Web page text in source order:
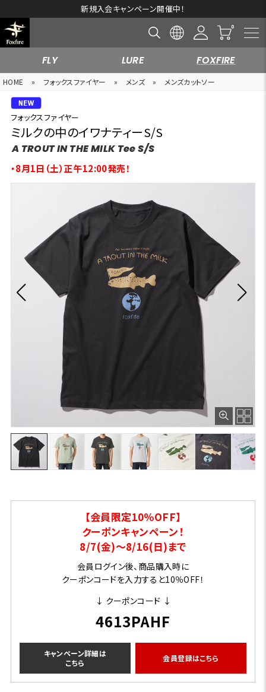
新規入会キャンペーン開催中！
FLY LURE FOXFIRE
HOME » フォックスファイヤー » メンズ » メンズカットソー
フォックスファイヤー
ミルクの中のイワナティーS/S
A TROUT IN THE MILK Tee S/S
・8月1日（土）正午12:00発売！
【会員限定10％OFF】
クーポンキャンペーン！
8/7(金)～8/16(日)まで
会員ログイン後、商品購入時に
クーポンコードを入力すると10％OFF！
↓ クーポンコード ↓
4613PAHF
キャンペーン詳細は
こちら
会員登録はこちら